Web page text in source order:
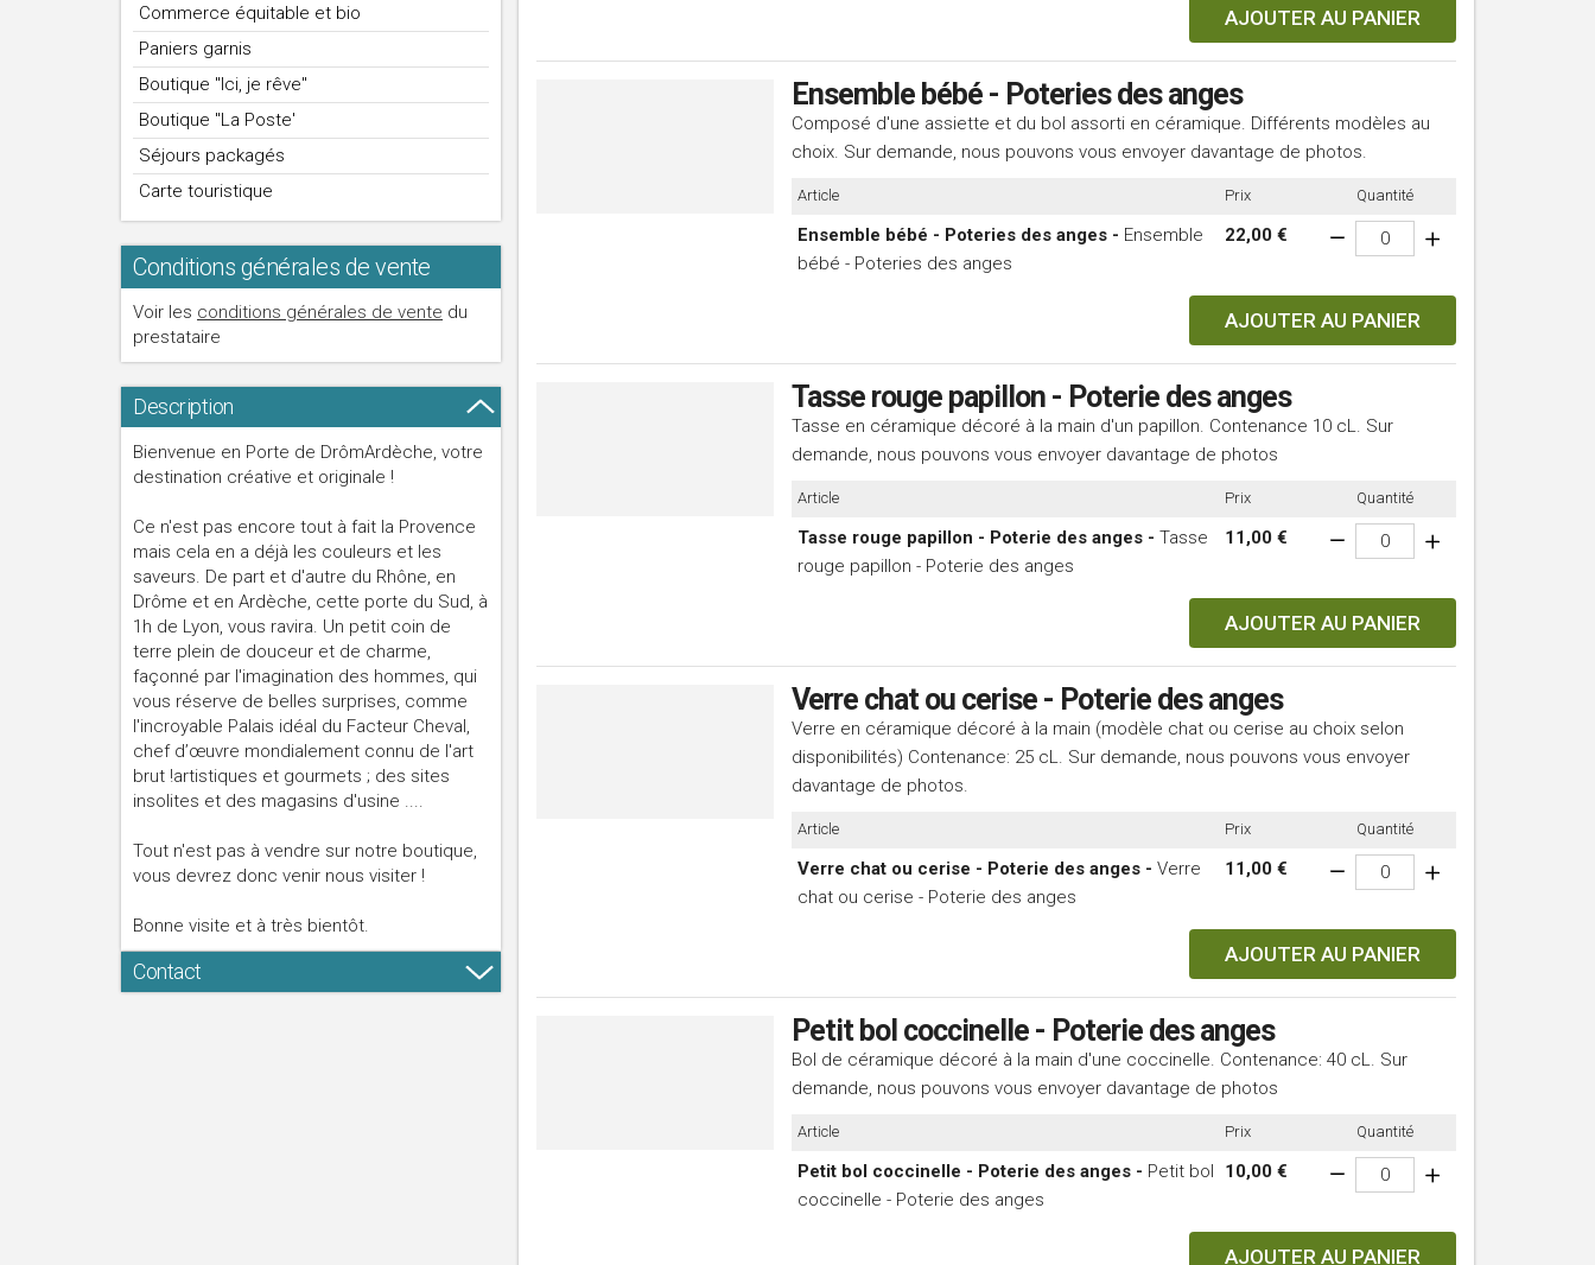
Commerce équitable et bio
Paniers garnis
Boutique "Ici, je rêve"
Boutique "La Poste'
Séjours packagés
Carte touristique
Conditions générales de vente
Voir les conditions générales de vente du
prestataire
Description
Bienvenue en Porte de DrômArdèche, votre
destination créative et originale !
Ce n'est pas encore tout à fait la Provence
mais cela en a déjà les couleurs et les
saveurs. De part et d'autre du Rhône, en
Drôme et en Ardèche, cette porte du Sud, à
1h de Lyon, vous ravira. Un petit coin de
terre plein de douceur et de charme,
façonné par l'imagination des hommes, qui
vous réserve de belles surprises, comme
l'incroyable Palais idéal du Facteur Cheval,
chef d’œuvre mondialement connu de l'art
brut !artistiques et gourmets ; des sites
insolites et des magasins d'usine ....
Tout n'est pas à vendre sur notre boutique,
vous devrez donc venir nous visiter !
Bonne visite et à très bientôt.
Contact
AJOUTER AU PANIER
Ensemble bébé - Poteries des anges
Composé d'une assiette et du bol assorti en céramique. Différents modèles au
choix. Sur demande, nous pouvons vous envoyer davantage de photos.
Article Prix Quantité
Ensemble bébé - Poteries des anges - Ensemble
bébé - Poteries des anges
22,00 €
AJOUTER AU PANIER
Tasse rouge papillon - Poterie des anges
Tasse en céramique décoré à la main d'un papillon. Contenance 10 cL. Sur
demande, nous pouvons vous envoyer davantage de photos
Article Prix Quantité
Tasse rouge papillon - Poterie des anges - Tasse
rouge papillon - Poterie des anges
11,00 €
AJOUTER AU PANIER
Verre chat ou cerise - Poterie des anges
Verre en céramique décoré à la main (modèle chat ou cerise au choix selon
disponibilités) Contenance: 25 cL. Sur demande, nous pouvons vous envoyer
davantage de photos.
Article Prix Quantité
Verre chat ou cerise - Poterie des anges - Verre
chat ou cerise - Poterie des anges
11,00 €
AJOUTER AU PANIER
Petit bol coccinelle - Poterie des anges
Bol de céramique décoré à la main d'une coccinelle. Contenance: 40 cL. Sur
demande, nous pouvons vous envoyer davantage de photos
Article Prix Quantité
Petit bol coccinelle - Poterie des anges - Petit bol
coccinelle - Poterie des anges
10,00 €
AJOUTER AU PANIER